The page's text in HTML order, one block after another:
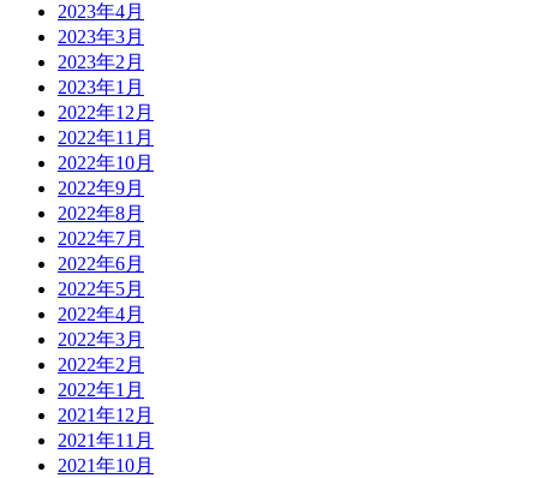
2023年4月
2023年3月
2023年2月
2023年1月
2022年12月
2022年11月
2022年10月
2022年9月
2022年8月
2022年7月
2022年6月
2022年5月
2022年4月
2022年3月
2022年2月
2022年1月
2021年12月
2021年11月
2021年10月